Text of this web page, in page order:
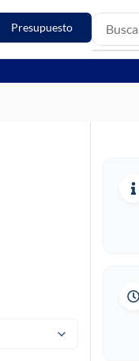
Presupuesto